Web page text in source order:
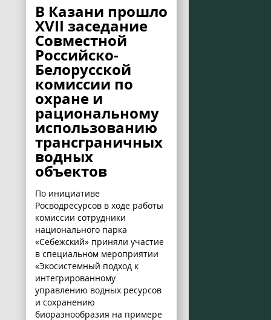
В Казани прошло
XVII заседание
Совместной
Российско-
Белорусской
комиссии по
охране и
рациональному
использованию
трансграничных
водных
объектов
По инициативе
Росводресурсов в ходе работы
комиссии сотрудники
национального парка
«Себежский» приняли участие
в специальном мероприятии
«Экосистемный подход к
интегрированному
управлению водных ресурсов
и сохранению
биоразнообразия на примере